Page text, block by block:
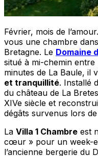
Février, mois de
vous une chambre
Bretagne. Le Domaine
situé à mi-chemin entre
minutes de La Baule, il
et tranquillité. Installé
du château de La
XIVe siècle et
dégâts survenus lors
La Villa 1 Chambre est
cœur » pour un week-
l’ancienne bergerie du